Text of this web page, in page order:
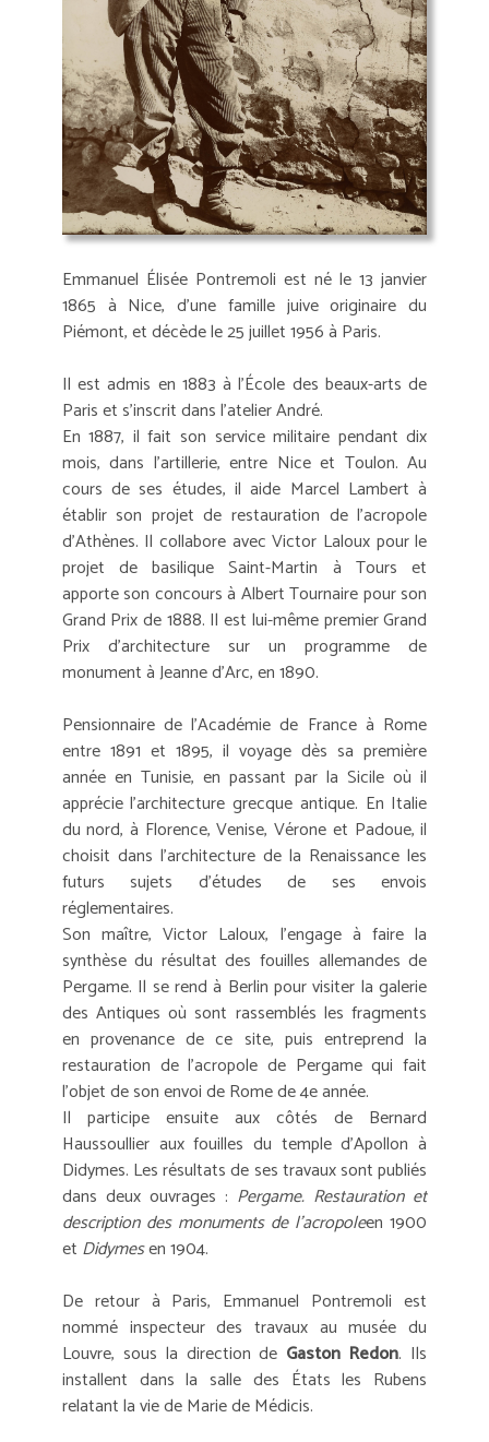
Emmanuel Élisée Pontremoli est né le 13 janvier
1865 à Nice, d'une famille juive originaire du
Piémont, et décède le 25 juillet 1956 à Paris.
Il est admis en 1883 à l'École des beaux-arts de
Paris et s'inscrit dans l'atelier André.
En 1887, il fait son service militaire pendant dix
mois, dans l'artillerie, entre Nice et Toulon. Au
cours de ses études, il aide Marcel Lambert à
établir son projet de restauration de l'acropole
d'Athènes. Il collabore avec Victor Laloux pour le
projet de basilique Saint-Martin à Tours et
apporte son concours à Albert Tournaire pour son
Grand Prix de 1888. Il est lui-même premier Grand
Prix d'architecture sur un programme de
monument à Jeanne d'Arc, en 1890.
Pensionnaire de l'Académie de France à Rome
entre 1891 et 1895, il voyage dès sa première
année en Tunisie, en passant par la Sicile où il
apprécie l'architecture grecque antique. En Italie
du nord, à Florence, Venise, Vérone et Padoue, il
choisit dans l'architecture de la Renaissance les
futurs sujets d'études de ses envois
réglementaires.
Son maître, Victor Laloux, l'engage à faire la
synthèse du résultat des fouilles allemandes de
Pergame. Il se rend à Berlin pour visiter la galerie
des Antiques où sont rassemblés les fragments
en provenance de ce site, puis entreprend la
restauration de l'acropole de Pergame qui fait
l'objet de son envoi de Rome de 4e année.
Il participe ensuite aux côtés de Bernard
Haussoullier aux fouilles du temple d'Apollon à
Didymes. Les résultats de ses travaux sont publiés
dans deux ouvrages : Pergame. Restauration et
description des monuments de l'acropoleen 1900
et Didymesen 1904.
De retour à Paris, Emmanuel Pontremoli est
nommé inspecteur des travaux au musée du
Louvre, sous la direction de Gaston Redon. Ils
installent dans la salle des États les Rubens
relatant la vie de Marie de Médicis.